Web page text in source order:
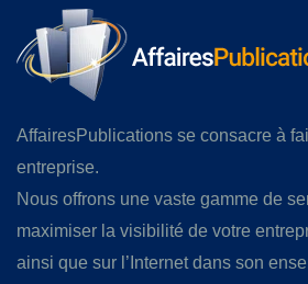
AffairesPublications se consacre à
entreprise.
Nous offrons une vaste gamme de
maximiser la visibilité de votre
ainsi que sur l’Internet dans son